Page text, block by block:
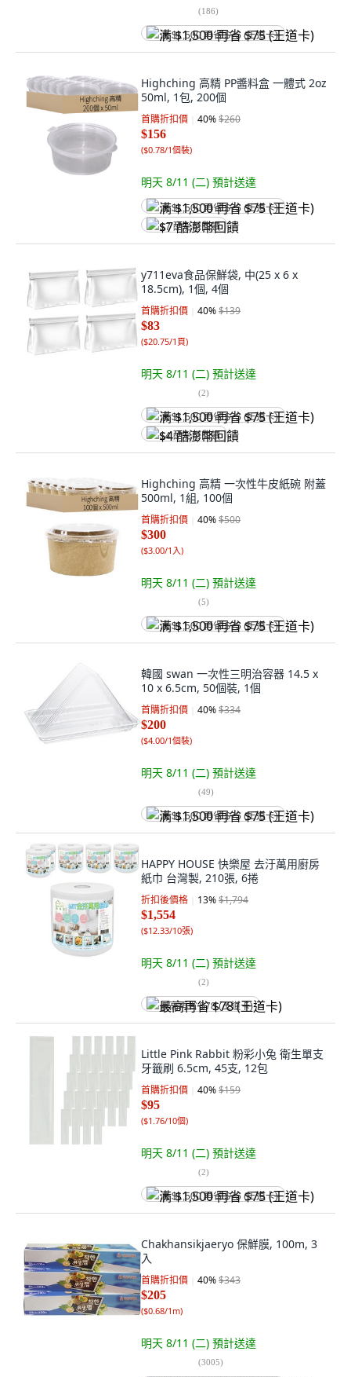
(186)
满 $1,500 再省 $75 (王道卡)
Highching 高精 PP醬料盒 一體式 2oz
50ml, 1包, 200個
首購折扣價 40%$260
$156
($0.78/1個裝)
明天 8/11 (二) 預計送達
满 $1,500 再省 $75 (王道卡)
$7 酷澎幣回饋
y711eva食品保鮮袋, 中(25 x 6 x
18.5cm), 1個, 4個
首購折扣價 40%$139
$83
($20.75/1頁)
明天 8/11 (二) 預計送達
(2)
满 $1,500 再省 $75 (王道卡)
$4 酷澎幣回饋
Highching 高精 一次性牛皮紙碗 附蓋
500ml, 1組, 100個
首購折扣價 40%$500
$300
($3.00/1入)
明天 8/11 (二) 預計送達
(5)
满 $1,500 再省 $75 (王道卡)
韓國 swan 一次性三明治容器 14.5 x
10 x 6.5cm, 50個裝, 1個
首購折扣價 40%$334
$200
($4.00/1個裝)
明天 8/11 (二) 預計送達
(49)
满 $1,500 再省 $75 (王道卡)
HAPPY HOUSE 快樂屋 去汙萬用廚房
紙巾 台灣製, 210張, 6捲
折扣後價格 13%$1,794
$1,554
($12.33/10張)
明天 8/11 (二) 預計送達
(2)
最高再省 $78 (王道卡)
Little Pink Rabbit 粉彩小兔 衛生單支
牙籤刷 6.5cm, 45支, 12包
首購折扣價 40%$159
$95
($1.76/10個)
明天 8/11 (二) 預計送達
(2)
满 $1,500 再省 $75 (王道卡)
Chakhansikjaeryo 保鮮膜, 100m, 3
入
首購折扣價 40%$343
$205
($0.68/1m)
明天 8/11 (二) 預計送達
(3005)